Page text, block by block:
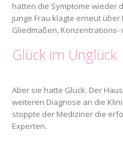
hatten die Symptome wieder
junge Frau klagte erneut
Gliedmaßen,
Glück im Unglück
Aber sie hatte Glück. Der
weiteren Diagnose an die
stoppte der Mediziner die
Experten.